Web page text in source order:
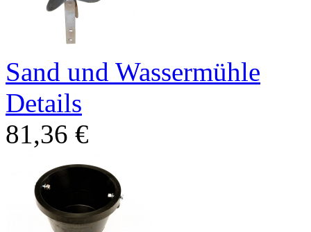
Sand und Wassermühle
Details
81,36 €